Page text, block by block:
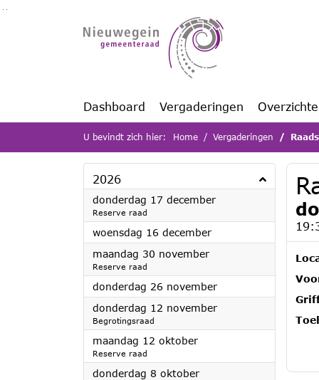
Ga naar de inhoud van deze pagina
Dashboard Vergaderingen
U bevindt zich hier: Home Vergaderingen
2026
donderdag 17 december2026
Reserve raad
woensdag 16 december2026
maandag 30 november2026
Reserve raad
donderdag 26 november2026
donderdag 12 november2026
Begrotingsraad
maandag 12 oktober2026
Reserve raad
donderdag 8 oktober2026